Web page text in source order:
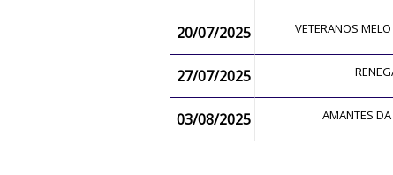
20/07/2025 VETERANOS
27/07/2025
03/08/2025 AMANTES